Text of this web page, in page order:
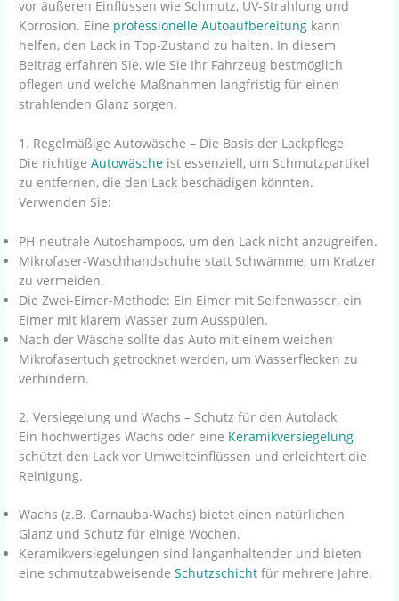
vor äußeren Einflüssen wie Schmutz, UV-Strahlung und
Korrosion. Eine professionelle Autoaufbereitung kann
helfen, den Lack in Top-Zustand zu halten. In diesem
Beitrag erfahren Sie, wie Sie Ihr Fahrzeug bestmöglich
pflegen und welche Maßnahmen langfristig für einen
strahlenden Glanz sorgen.
1. Regelmäßige Autowäsche – Die Basis der Lackpflege
Die richtigeAutowäsche ist essenziell, um Schmutzpartikel
zu entfernen, die den Lack beschädigen könnten.
Verwenden Sie:
PH-neutrale Autoshampoos, um den Lack nicht anzugreifen.
Mikrofaser-Waschhandschuhe statt Schwämme, um Kratzer
zu vermeiden.
Die Zwei-Eimer-Methode: Ein Eimer mit Seifenwasser, ein
Eimer mit klarem Wasser zum Ausspülen.
Nach der Wäsche sollte das Auto mit einem weichen
Mikrofasertuch getrocknet werden, um Wasserflecken zu
verhindern.
2. Versiegelung und Wachs – Schutz für den Autolack
Ein hochwertiges Wachs oder eine Keramikversiegelung
schützt den Lack vor Umwelteinflüssen und erleichtert die
Reinigung.
Wachs (z.B. Carnauba-Wachs) bietet einen natürlichen
Glanz und Schutz für einige Wochen.
Keramikversiegelungen sind langanhaltender und bieten
eine schmutzabweisendeSchutzschicht für mehrere Jahre.